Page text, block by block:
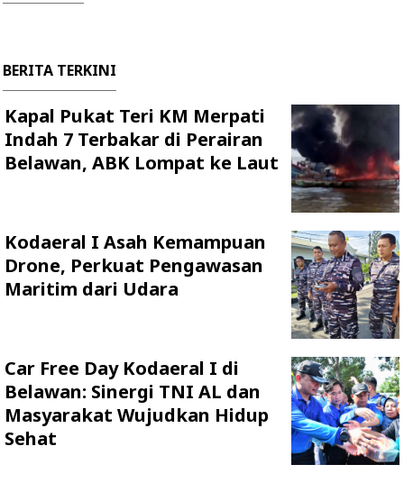
BERITA TERKINI
Kapal Pukat Teri KM Merpati
Indah 7 Terbakar di Perairan
Belawan, ABK Lompat ke Laut
Kodaeral I Asah Kemampuan
Drone, Perkuat Pengawasan
Maritim dari Udara
Car Free Day Kodaeral I di
Belawan: Sinergi TNI AL dan
Masyarakat Wujudkan Hidup
Sehat